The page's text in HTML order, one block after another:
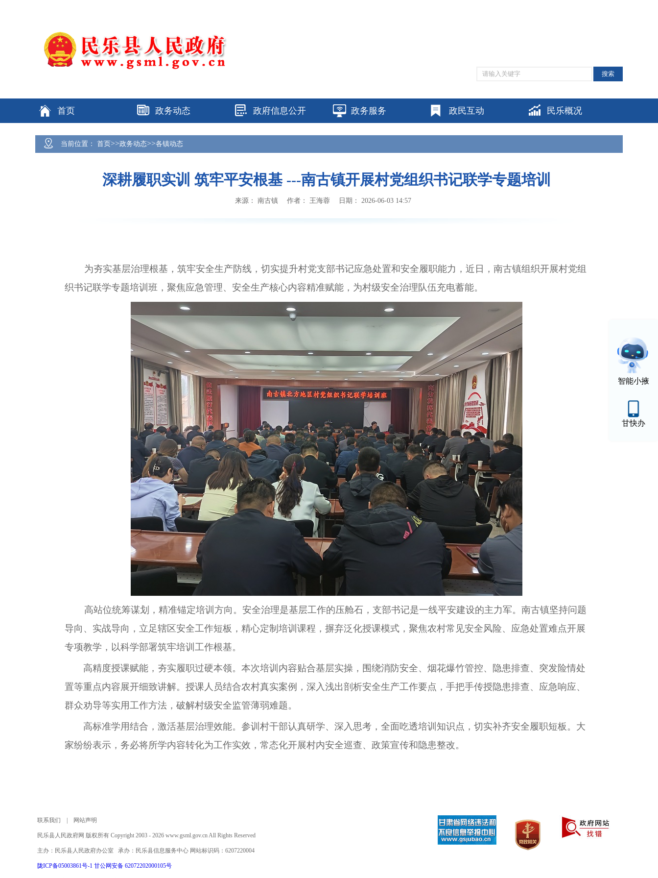
搜索
首页 政务动态 政府信息公开 政务服务 政民互动 民乐概况
智能小掖
甘快办
当前位置： 首页 >>政务动态>>各镇动态
深耕履职实训 筑牢平安根基 ---南古镇开展村党组织书记联学专题培训
来源： 南古镇 作者： 王海蓉 日期： 2026-06-03 14:57
为夯实基层治理根基，筑牢安全生产防线，切实提升村党支部书记应急处置和安全履职能力，近日， 南古镇组织开展村党组
织书记联学专题培训班，聚焦应急管理、安全生产核心内容精准赋能，为村级安全治理队伍充电蓄能。
高站位统筹谋划，精准锚定培训方向。安全治理是基层工作的压舱石， 支部书记是一线平安建设的主力军。 南古镇坚持问题
导向、实战导向，立足辖区安全工作短板，精心定制培训课程，摒弃泛化授课模式，聚焦农村常见安全风险、应急处置难点开展
专项教学，以科学部署筑牢培训工作根基。
高精度授课赋能，夯实履职过硬本领。本次培训内容贴合基层实操，围绕消防安全、烟花爆竹管控、隐患排查、突发险情处
置等重点内容展开细致讲解。授课人员结合农村真实案例，深入浅出剖析安全生产工作要点，手把手传授隐患排查、应急响应、
群众劝导等实用工作方法，破解村级安全监管薄弱难题。
高标准学用结合，激活基层治理效能。参训村干部认真研学、深入思考，全面吃透培训知识点，切实补齐安全履职短板。大
家纷纷表示， 务必将所学内容转化为工作实效，常态化开展村内安全巡查、政策宣传和隐患整改。
联系我们 网站声明
民乐县人民政府网 版权所有 Copyright 2003 - 2026 www.gsml.gov.cn All Rights Reserved
主办：民乐县人民政府办公室 承办：民乐县信息服务中心 网站标识码：6207220004
陇ICP备05003861号-1 甘公网安备 62072202000105号